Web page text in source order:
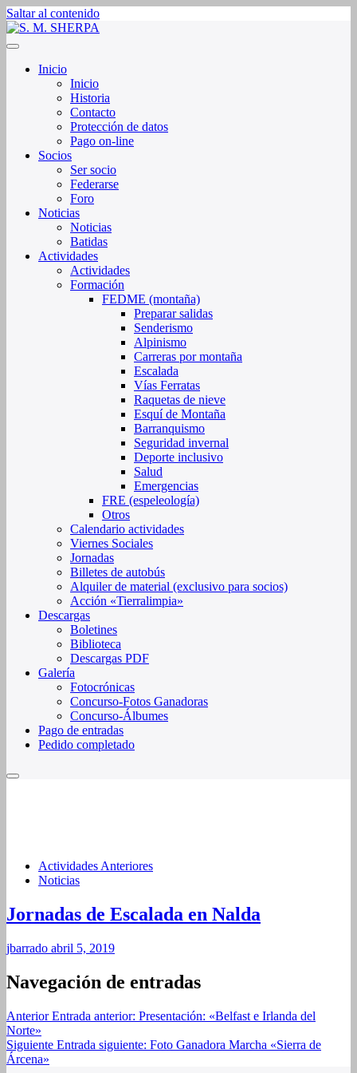
Saltar al contenido
S. M. SHERPA
Sociedad de Montaña Sherpa de La Rioja
Inicio
Inicio
Historia
Contacto
Protección de datos
Pago on-line
Socios
Ser socio
Federarse
Foro
Noticias
Noticias
Batidas
Actividades
Actividades
Formación
FEDME (montaña)
Preparar salidas
Senderismo
Alpinismo
Carreras por montaña
Escalada
Vías Ferratas
Raquetas de nieve
Esquí de Montaña
Barranquismo
Seguridad invernal
Deporte inclusivo
Salud
Emergencias
FRE (espeleología)
Otros
Calendario actividades
Viernes Sociales
Jornadas
Billetes de autobús
Alquiler de material (exclusivo para socios)
Acción «Tierralimpia»
Descargas
Boletines
Biblioteca
Descargas PDF
Galería
Fotocrónicas
Concurso-Fotos Ganadoras
Concurso-Álbumes
Pago de entradas
Pedido completado
Actividades Anteriores
Noticias
Jornadas de Escalada en Nalda
jbarrado abril 5, 2019
Navegación de entradas
Anterior Entrada anterior: Presentación: «Belfast e Irlanda del
Norte»
Siguiente Entrada siguiente: Foto Ganadora Marcha «Sierra de
Árcena»